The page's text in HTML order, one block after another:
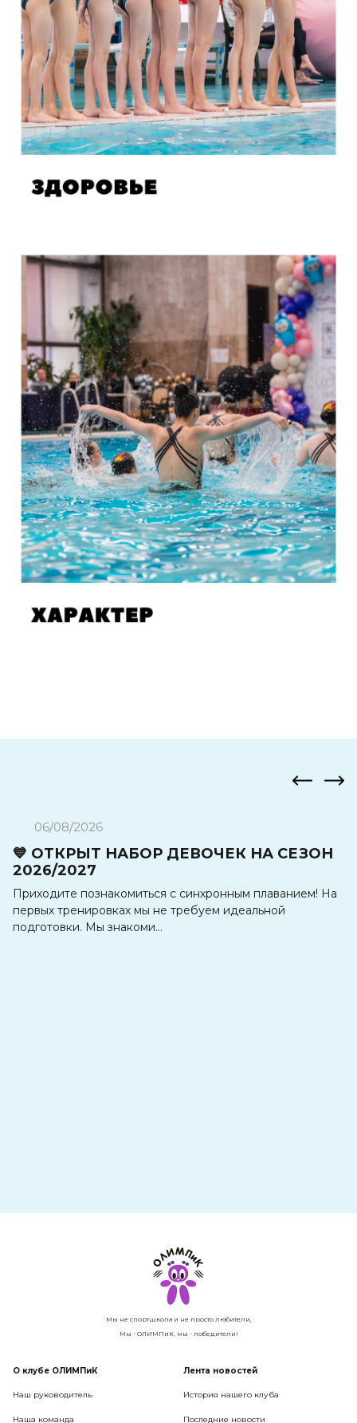
06/08/2026
💙 ОТКРЫТ НАБОР ДЕВОЧЕК НА СЕЗОН
2026/2027
Приходите познакомиться с синхронным плаванием! На
первых тренировках мы не требуем идеальной
подготовки. Мы знакоми...
Мы не спортшкола и не просто любители,
Мы - ОЛИМПиК, мы - победители!
О клубе ОЛИМПиК
Наш руководитель
Наша команда
Лента новостей
История нашего клуба
Последние новости